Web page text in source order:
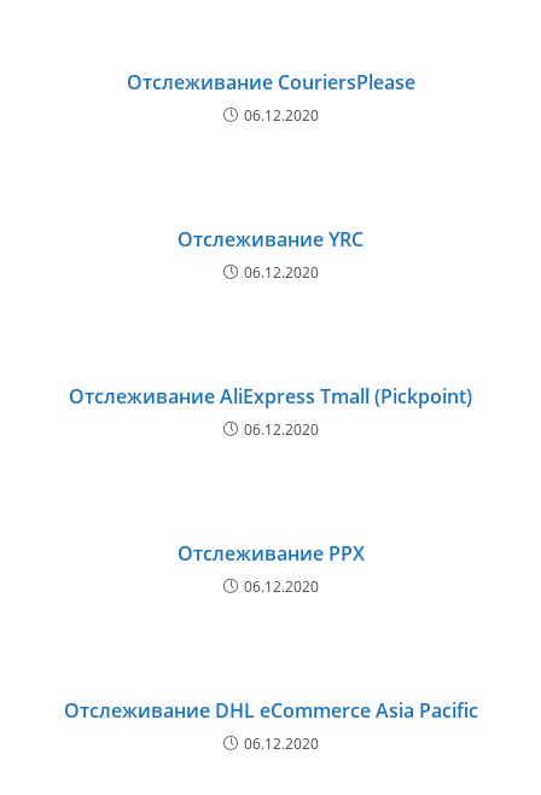
Отслеживание CouriersPlease
06.12.2020
Отслеживание YRC
06.12.2020
Отслеживание AliExpress Tmall (Pickpoint)
06.12.2020
Отслеживание PPX
06.12.2020
Отслеживание DHL eCommerce Asia Pacific
06.12.2020